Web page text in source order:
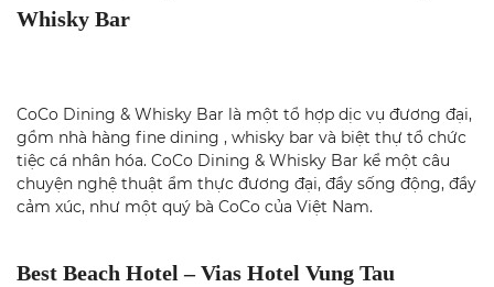
Whisky Bar
CoCo Dining & Whisky Bar là một tổ hợp dịc vụ đương đại,
gồm nhà hàng fine dining , whisky bar và biệt thự tổ chức
tiệc cá nhân hóa. CoCo Dining & Whisky Bar kể một câu
chuyện nghệ thuật ẩm thực đương đại, đầy sống động, đầy
cảm xúc, như một quý bà CoCo của Việt Nam.
Best Beach Hotel – Vias Hotel Vung Tau